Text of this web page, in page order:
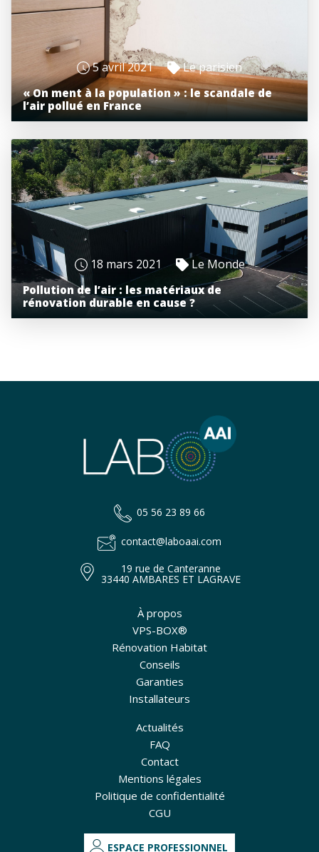
« On ment à la population » : le scandale de
l’air pollué en France
5 avril 2021 Le parisien
Pollution de l’air : les matériaux de
rénovation durable en cause ?
18 mars 2021 Le Monde
05 56 23 89 66
contact@laboaai.com
19 rue de Canteranne
33440 AMBARES ET LAGRAVE
À propos
VPS-BOX®
Rénovation Habitat
Conseils
Garanties
Installateurs
Actualités
FAQ
Contact
Mentions légales
Politique de confidentialité
CGU
ESPACE PROFESSIONNEL